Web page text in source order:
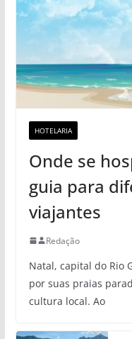
HOTELARIA
Onde se
guia para
viajantes
Redação
Natal, capital do Rio
por suas praias
cultura local. Ao